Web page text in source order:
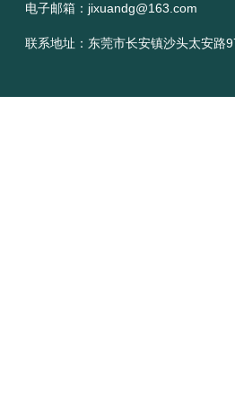
电子邮箱：jixuandg@163.com
联系地址：东莞市长安镇沙头太安路